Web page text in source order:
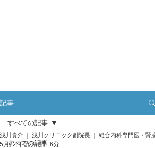
記事
すべての記事
すべての記事
浅川貴介 ｜ 浅川クリニック副院長 ｜ 総合内科専門医・腎
5月22日 読了時間: 6分